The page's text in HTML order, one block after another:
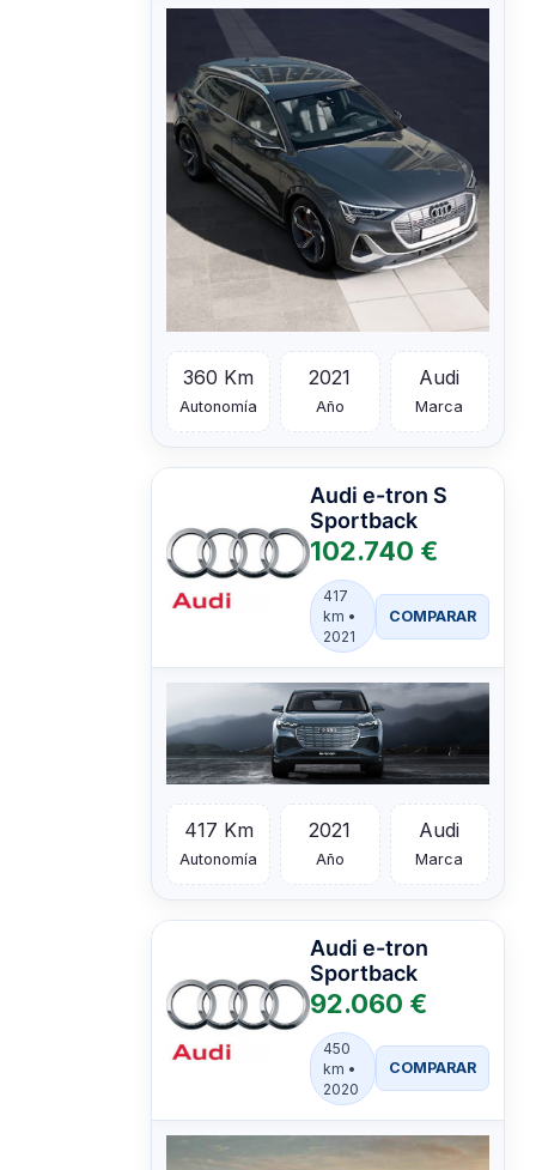
360 Km
Autonomía
2021
Año
Audi
Marca
Audi e-tron S
Sportback
102.740 €
417
km •
2021
COMPARAR
417 Km
Autonomía
2021
Año
Audi
Marca
Audi e-tron
Sportback
92.060 €
450
km •
2020
COMPARAR